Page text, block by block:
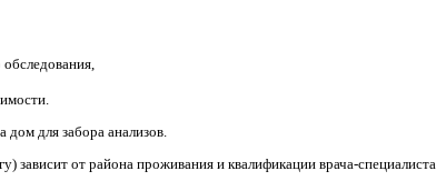
для забора анализов.
зависит от района проживания и квалификации врача-специалиста.